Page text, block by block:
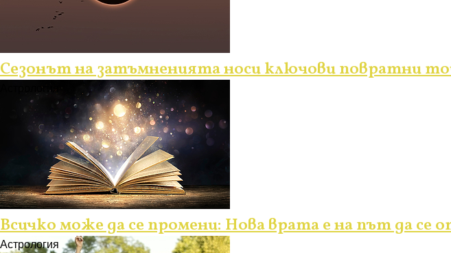
Сезонът на затъмненията носи ключови повратни
Астрология
Всичко може да се промени: Нова врата е на път да се
Астрология